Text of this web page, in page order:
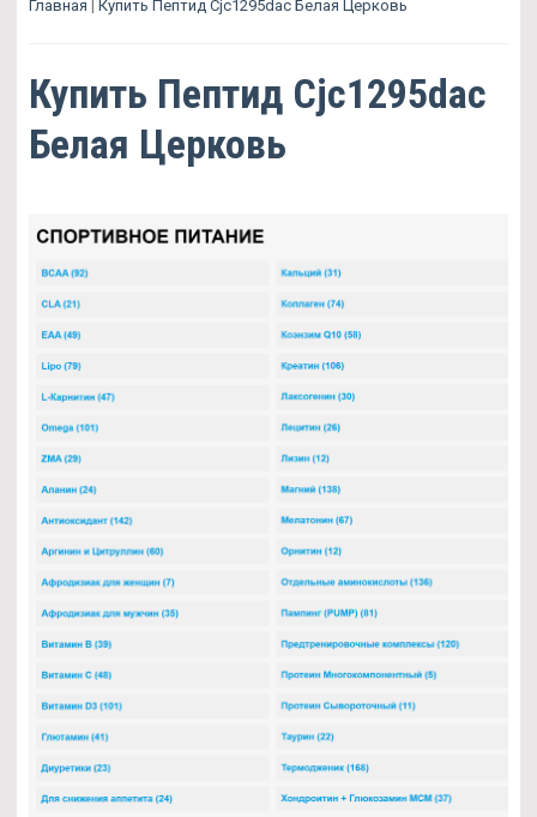
Главная | Купить Пептид Cjc1295dac Белая Церковь
Купить Пептид Cjc1295dac
Белая Церковь